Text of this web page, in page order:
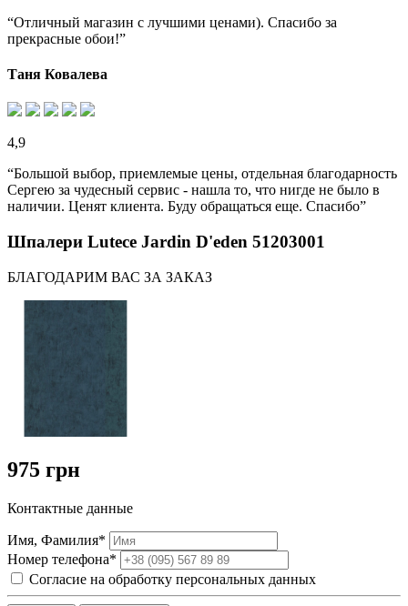
“Отличный магазин с лучшими ценами). Спасибо за
прекрасные обои!”
Таня Ковалева
4,9
“Большой выбор, приемлемые цены, отдельная благодарность
Сергею за чудесный сервис - нашла то, что нигде не было в
наличии. Ценят клиента. Буду обращаться еще. Спасибо”
Шпалери Lutece Jardin D'eden 51203001
БЛАГОДАРИМ ВАС ЗА ЗАКАЗ
975 грн
Контактные данные
Имя, Фамилия*
Номер телефона*
Согласие на обработку персональных данных